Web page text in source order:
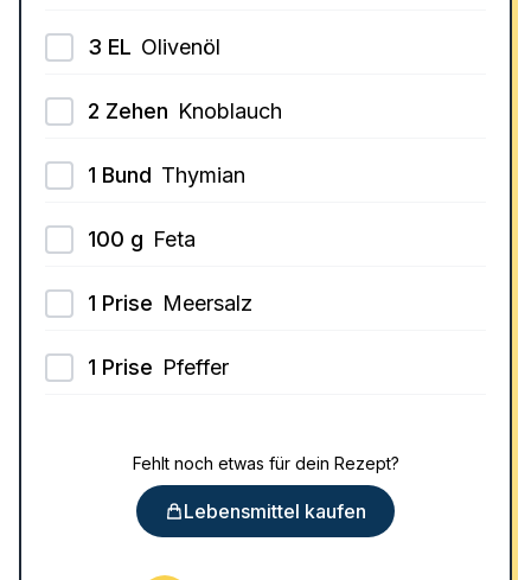
3 EL Olivenöl
2 Zehen Knoblauch
1 Bund Thymian
100 g Feta
1 Prise Meersalz
1 Prise Pfeffer
Fehlt noch etwas für dein Rezept?
Lebensmittel kaufen